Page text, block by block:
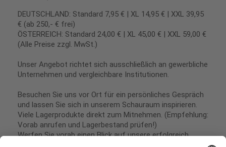
DEUTSCHLAND: Standard 7,95 € | XL 14,95 € | XXL 39,95
€ (ab 250,- € frei)
ÖSTERREICH: Standard 24,00 € | XL 45,00 € | XXL 59,00 €
(Alle Preise zzgl. MwSt.)
Unser Angebot richtet sich ausschließlich an gewerbliche
Unternehmen und vergleichbare Institutionen.
Besuchen Sie uns vor Ort für ein persönliches Gespräch
und lassen Sie sich in unserem Schauraum inspirieren.
Viele Lagerprodukte direkt zum Mitnehmen. (Empfehlung:
Vorab anrufen und Lagerbestand prüfen!)
Werfen Sie vorab einen Blick auf unsere erfolgreich